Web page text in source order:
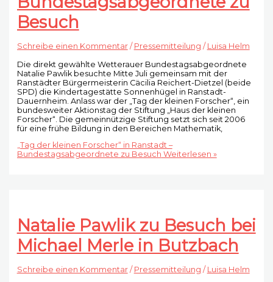
Besuch
Schreibe einen Kommentar / Pressemitteilung / Luisa Helm
Die direkt gewählte Wetterauer Bundestagsabgeordnete
Natalie Pawlik besuchte Mitte Juli gemeinsam mit der
Ranstädter Bürgermeisterin Cäcilia Reichert-Dietzel (beide
SPD) die Kindertagestätte Sonnenhügel in Ranstadt-
Dauernheim. Anlass war der „Tag der kleinen Forscher“, ein
bundesweiter Aktionstag der Stiftung „Haus der kleinen
Forscher“. Die gemeinnützige Stiftung setzt sich seit 2006
für eine frühe Bildung in den Bereichen Mathematik,
„Tag der kleinen Forscher“ in Ranstadt –
Bundestagsabgeordnete zu Besuch Weiterlesen »
Natalie Pawlik zu Besuch bei
Michael Merle in Butzbach
Schreibe einen Kommentar / Pressemitteilung / Luisa Helm